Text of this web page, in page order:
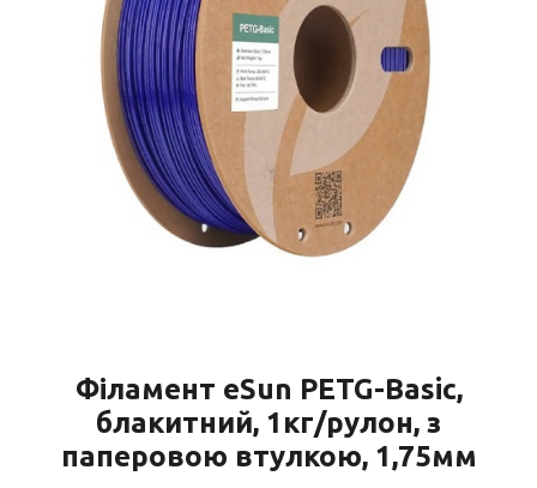
Філамент eSun PETG-Basic,
блакитний, 1кг/рулон, з
паперовою втулкою, 1,75мм